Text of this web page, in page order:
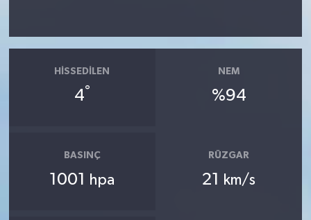
HISSEDILEN
4°
NEM
%94
BASINÇ
1001 hpa
RÜZGAR
21 km/s